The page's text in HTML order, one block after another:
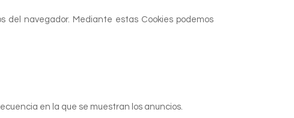
navegador. Mediante estas Cookies podemos
en la que se muestran los anuncios.